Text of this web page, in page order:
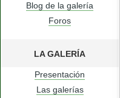
Blog de la galería
Foros
LA GALERÍA
Presentación
Las galerías